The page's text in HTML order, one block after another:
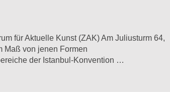
für Aktuelle Kunst (ZAK) Am Juliusturm 64,
Maß von jenen Formen
der Istanbul-Konvention …